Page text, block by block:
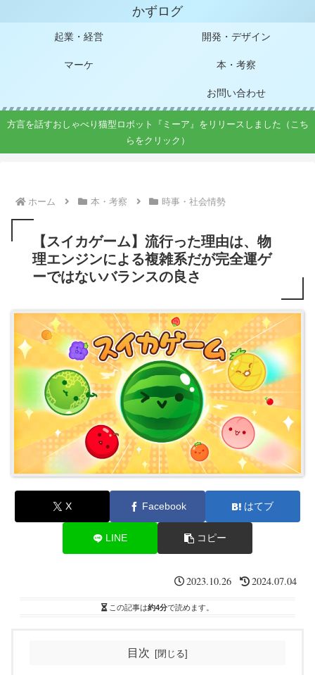
かずログ
起業・経営 開発・デザイン
マーケ 本・考察
お問い合わせ
方言を話すおしゃべり猫型ロボット『ミーア』をリリースしました（こち
らをクリック）
ホーム 本・考察 時事・社会情勢
【スイカゲーム】流行った理由は、物
理エンジンによる複雑系だが完全運ゲ
ーではないバランスの良さ
X Facebook はてブ
LINE コピー
2023.10.26 2024.07.04
この記事は約4分で読めます。
目次